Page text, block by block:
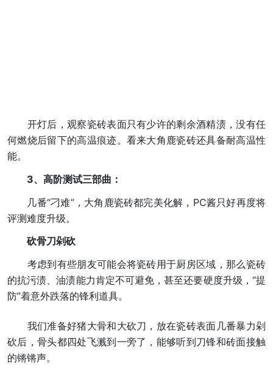
开灯后，观察瓷砖表面只有少许的剩余酒精渍，没有任
何燃烧后留下的高温痕迹。看来大角鹿瓷砖还具备耐高温性
能。
3、高阶测试三部曲：
几番“刁难”，大角鹿瓷砖都完美化解，PC酱只好再度将
评测难度升级。
砍骨刀剁砍
考虑到有些朋友可能会将瓷砖用于厨房区域，那么瓷砖
的抗污渍、油渍能力肯定不可避免，甚至还要硬度升级，“提
防”着意外跌落的锋利道具。
我们准备好猪大骨和大砍刀，放在瓷砖表面几番暴力剁
砍后，骨头都四处飞溅到一旁了，能够听到刀锋和砖面接触
的锵锵声。